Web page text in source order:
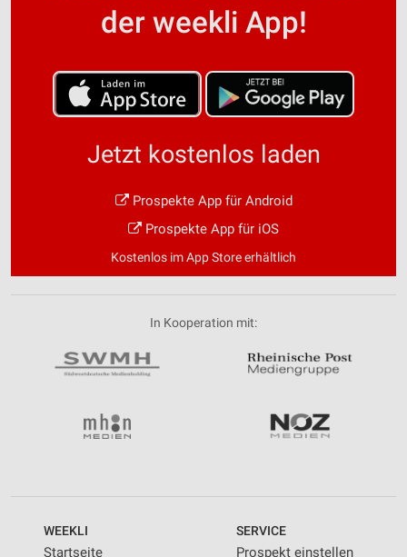
der weekli App!
Jetzt kostenlos laden
Prospekte App für Android
Prospekte App für iOS
Kostenlos im App Store erhältlich
In Kooperation mit:
WEEKLI
Startseite
SERVICE
Prospekt einstellen